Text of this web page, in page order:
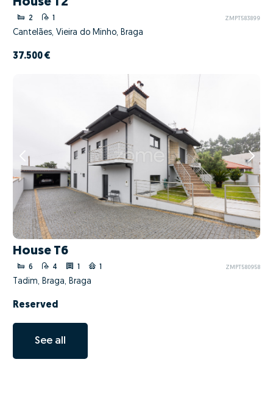
2 1 ZMPT583899
Cantelães, Vieira do Minho, Braga
37.500 €
House T6
6 4 1 1 ZMPT580958
Tadim, Braga, Braga
Reserved
See all